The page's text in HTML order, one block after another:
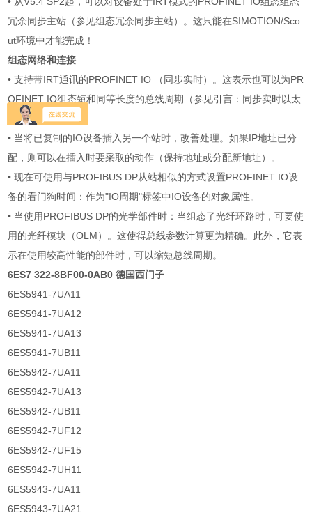
冗余同步主站（参见组态冗余同步主站）。这只能在SIMOTION/Sco
ut环境中才能完成！
组态网络和连接
• 支持带IRT通讯的PROFINET IO （同步实时）。这表示也可以为PR
OFINET IO组态短和同等长度的总线周期（参见引言：同步实时以太
网）。
• 当将已复制的IO设备插入另一个站时，改善处理。如果IP地址已分
配，则可以在插入时要采取的动作（保持地址或分配新地址）。
• 现在可使用与PROFIBUS DP从站相似的方式设置PROFINET IO设
备的看门狗时间：作为"IO周期"标签中IO设备的对象属性。
• 当使用PROFIBUS DP的光学部件时：当组态了光纤环路时，可要使
用的光纤模块（OLM）。这使得总线参数计算更为精确。此外，它表
示在使用较高性能的部件时，可以缩短总线周期。
6ES7 322-8BF00-0AB0 德国西门子
6ES5941-7UA11
6ES5941-7UA12
6ES5941-7UA13
6ES5941-7UB11
6ES5942-7UA11
6ES5942-7UA13
6ES5942-7UB11
6ES5942-7UF12
6ES5942-7UF15
6ES5942-7UH11
6ES5943-7UA11
6ES5943-7UA21